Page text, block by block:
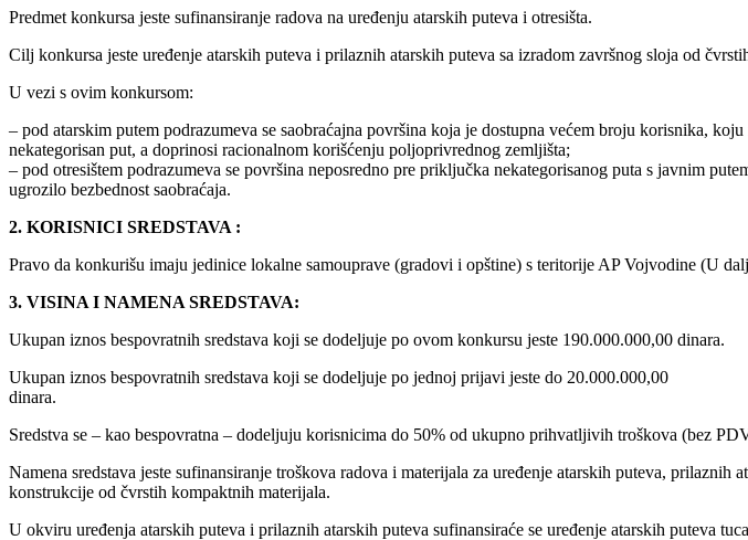
Predmet konkursa jeste sufinansiranje radova na uređenju atarskih puteva i otresišta.
Cilj konkursa jeste uređenje atarskih puteva i prilaznih atarskih puteva sa izradom završnog sloja od
U vezi s ovim konkursom:
– pod atarskim putem podrazumeva se saobraćajna površina koja je dostupna većem broju korisnika,
nekategorisan put, a doprinosi racionalnom korišćenju poljoprivrednog zemljišta;
– pod otresištem podrazumeva se površina neposredno pre priključka nekategorisanog puta s javnim
ugrozilo bezbednost saobraćaja.
2. KORISNICI SREDSTAVA :
Pravo da konkurišu imaju jedinice lokalne samouprave (gradovi i opštine) s teritorije AP Vojvodine (U
3. VISINA I NAMENA SREDSTAVA:
Ukupan iznos bespovratnih sredstava koji se dodeljuje po ovom konkursu jeste 190.000.000,00 dinara.
Ukupan iznos bespovratnih sredstava koji se dodeljuje po jednoj prijavi jeste do 20.000.000,00
dinara.
Sredstva se – kao bespovratna – dodeljuju korisnicima do 50% od ukupno prihvatljivih troškova (bez
Namena sredstava jeste sufinansiranje troškova radova i materijala za uređenje atarskih puteva,
konstrukcije od čvrstih kompaktnih materijala.
U okviru uređenja atarskih puteva i prilaznih atarskih puteva sufinansiraće se uređenje atarskih puteva